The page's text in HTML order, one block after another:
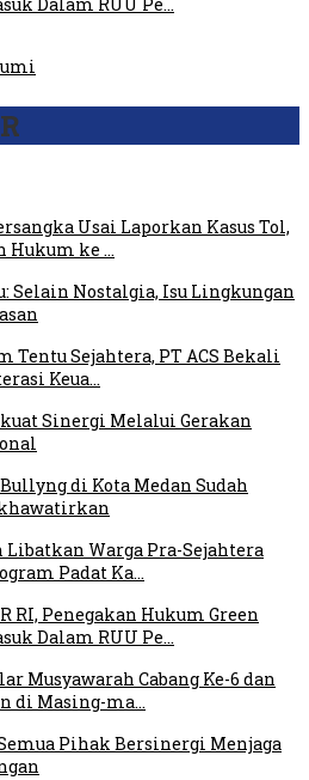
Usai Laporkan Kasus Tol,
Hukum ke …
Selain Nostalgia, Isu Lingkungan
Tentu Sejahtera, PT ACS Bekali
Keua…
Sinergi Melalui Gerakan
di Kota Medan Sudah
Libatkan Warga Pra-Sejahtera
Padat Ka…
RI, Penegakan Hukum Green
Dalam RUU Pe…
Musyawarah Cabang Ke-6 dan
di Masing-ma…
Pihak Bersinergi Menjaga